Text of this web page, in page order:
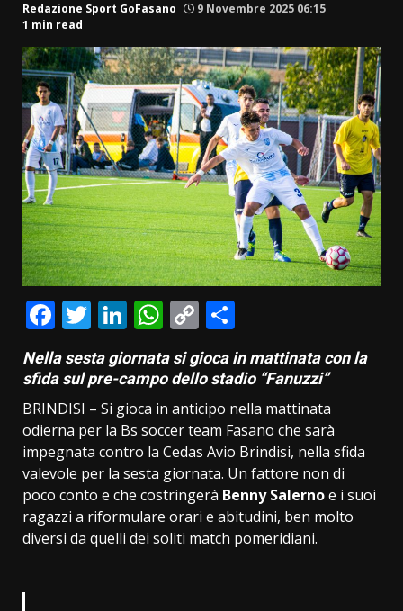
Redazione Sport GoFasano
9 Novembre 2025 06:15
1 min read
Facebook
Twitter
LinkedIn
WhatsApp
Copy
Link
Nella sesta giornata si gioca in mattinata con la
sfida sul pre-campo dello stadio “Fanuzzi”
BRINDISI – Si gioca in anticipo nella mattinata
odierna per la Bs soccer team Fasano che sarà
impegnata contro la Cedas Avio Brindisi, nella sfida
valevole per la sesta giornata. Un fattore non di
poco conto e che costringerà Benny Salernoe i suoi
ragazzi a riformulare orari e abitudini, ben molto
diversi da quelli dei soliti match pomeridiani.